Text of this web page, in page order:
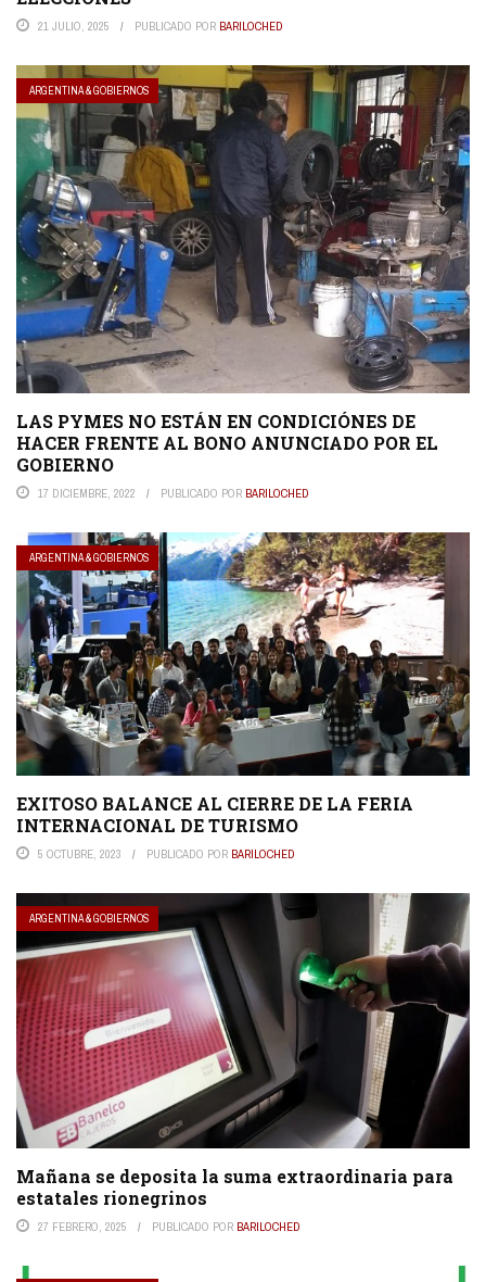
21 JULIO, 2025 PUBLICADO POR BARILOCHED
ARGENTINA & GOBIERNOS
LAS PYMES NO ESTÁN EN CONDICIÓNES DE
HACER FRENTE AL BONO ANUNCIADO POR EL
GOBIERNO
17 DICIEMBRE, 2022 PUBLICADO POR BARILOCHED
ARGENTINA & GOBIERNOS
EXITOSO BALANCE AL CIERRE DE LA FERIA
INTERNACIONAL DE TURISMO
5 OCTUBRE, 2023 PUBLICADO POR BARILOCHED
ARGENTINA & GOBIERNOS
Mañana se deposita la suma extraordinaria para
estatales rionegrinos
27 FEBRERO, 2025 PUBLICADO POR BARILOCHED